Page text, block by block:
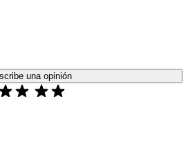
una opinión